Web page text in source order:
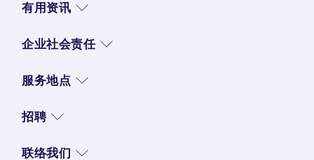
有用资讯
企业社会责任
服务地点
招聘
联络我们